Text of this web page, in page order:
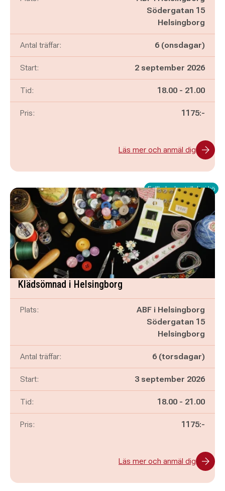
Södergatan 15
Helsingborg
Antal träffar: 6 (onsdagar)
Start: 2 september 2026
Tid: Pågår mellan
18.00 - och
21.00
Pris: 1175:-
Läs mer och anmäl dig
Fullbokad - ställ dig i kö
Klädsömnad i Helsingborg
Plats:
ABF i Helsingborg
Södergatan 15
Helsingborg
Antal träffar: 6 (torsdagar)
Start: 3 september 2026
Tid: Pågår mellan
18.00 - och
21.00
Pris: 1175:-
Läs mer och anmäl dig